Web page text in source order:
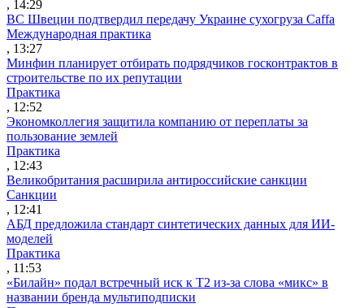
, 14:29
ВС Швеции подтвердил передачу Украине сухогруза Caffa
Международная практика
, 13:27
Минфин планирует отбирать подрядчиков госконтрактов в
строительстве по их репутации
Практика
, 12:52
Экономколлегия защитила компанию от переплаты за
пользование землей
Практика
, 12:43
Великобритания расширила антироссийские санкции
Санкции
, 12:41
АБД предложила стандарт синтетических данных для ИИ-
моделей
Практика
, 11:53
«Билайн» подал встречный иск к Т2 из-за слова «микс» в
названии бренда мультиподписки